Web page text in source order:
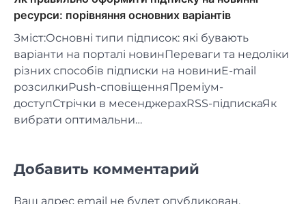
ресурси: порівняння основних варіантів
Зміст:Основні типи підписок: які бувають
варіанти на порталі новинПереваги та недоліки
різних способів підписки на новиниE-mail
розсилкиPush-сповіщенняПреміум-
доступСтрічки в месенджерахRSS-підпискаЯк
вибрати оптимальни…
Добавить комментарий
Ваш адрес email не будет опубликован.